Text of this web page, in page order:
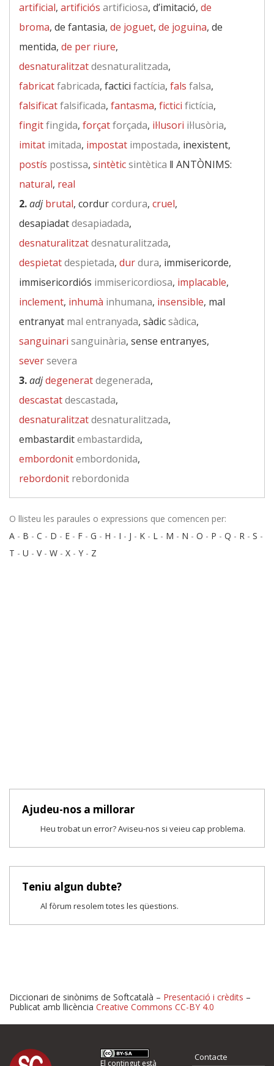
artificial, artificiós artificiosa, d’imitació, de
broma, de fantasia, de joguet, de joguina, de
mentida, de per riure,
desnaturalitzatdesnaturalitzada,
fabricatfabricada, factici factícia, fals falsa,
falsificatfalsificada, fantasma, fictici fictícia,
fingitfingida, forçatforçada, il·lusori il·lusòria,
imitat imitada, impostat impostada, inexistent,
postís postissa, sintèticsintètica ‖ ANTÒNIMS:
natural, real
2.adj brutal, cordurcordura, cruel,
desapiadatdesapiadada,
desnaturalitzatdesnaturalitzada,
despietatdespietada, durdura, immisericorde,
immisericordiós immisericordiosa, implacable,
inclement, inhumà inhumana, insensible, mal
entranyat mal entranyada, sàdicsàdica,
sanguinari sanguinària, sense entranyes,
seversevera
3.adjdegeneratdegenerada,
descastatdescastada,
desnaturalitzatdesnaturalitzada,
embastarditembastardida,
embordonitembordonida,
rebordonit rebordonida
O llisteu les paraules o expressions que comencen per:
A - B - C - D - E - F - G - H - I - J - K - L - M - N - O - P - Q - R - S -
T - U - V- W - X - Y - Z
Ajudeu-nos a millorar
Heu trobat un error? Aviseu-nos si veieu cap problema.
Teniu algun dubte?
Al fòrum resolem totes les qüestions.
Proposeu-nos millores o
Diccionari de sinònims de Softcatalà – Presentació i crèdits –
Publicat amb llicència Creative Commons CC-BY 4.0
El contingut està
Contacte